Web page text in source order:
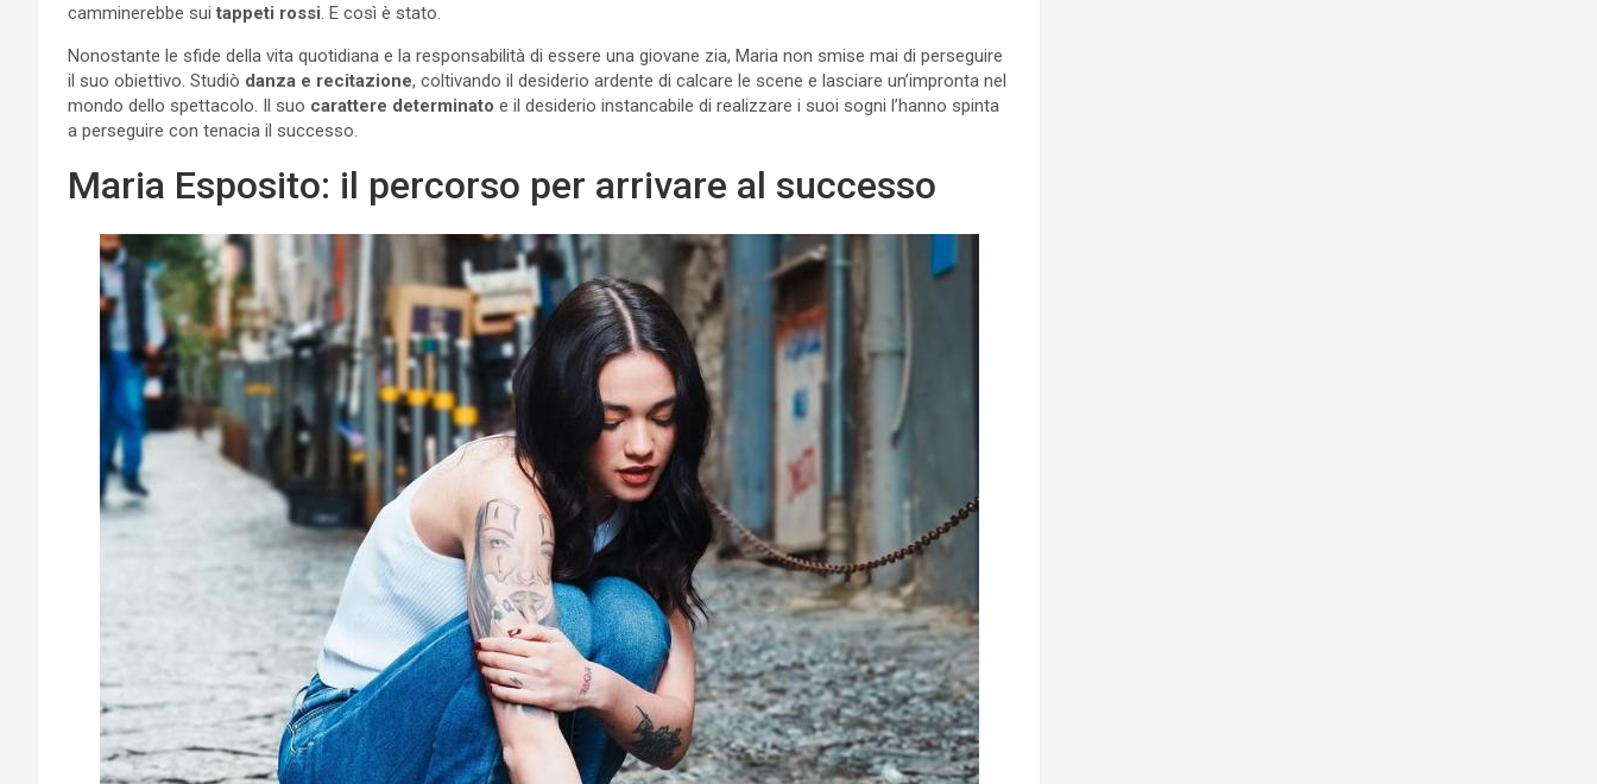
camminerebbe suitappeti rossi . E così è stato.
Nonostante le sfide della vita quotidiana e la responsabilità di essere una giovane zia, Maria non smise mai di perseguire
il suo obiettivo. Studiò danza e recitazione, coltivando il desiderio ardente di calcare le scene e lasciare un’impronta nel
mondo dello spettacolo. Il suo carattere determinato e il desiderio instancabile di realizzare i suoi sogni l’hanno spinta
a perseguire con tenacia il successo.
Maria Esposito: il percorso per arrivare al successo